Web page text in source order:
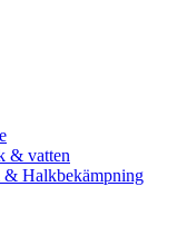
& vatten
& Halkbekämpning